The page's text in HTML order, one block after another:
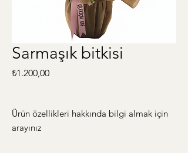
Sarmaşık bitkisi
₺1.200,00Fiyat
Ürün özellikleri hakkında bilgi almak için
arayınız